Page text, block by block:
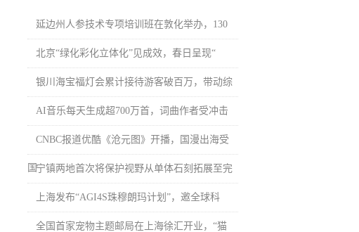
延边州人参技术专项培训班在敦化举办，130
北京“绿化彩化立体化”见成效，春日呈现“
银川海宝福灯会累计接待游客破百万，带动综
AI音乐每天生成超700万首，词曲作者受冲击
CNBC报道优酷《沧元图》开播，国漫出海受
国宁镇两地首次将保护视野从单体石刻拓展至完
上海发布“AGI4S珠穆朗玛计划”，邀全球科
全国首家宠物主题邮局在上海徐汇开业，“猫